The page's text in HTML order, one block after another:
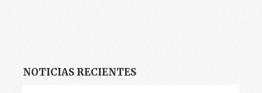
NOTICIAS RECIENTES